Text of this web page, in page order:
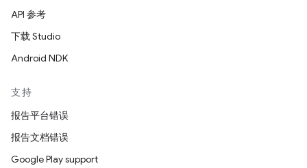
API 参考
下载 Studio
Android NDK
支持
报告平台错误
报告文档错误
Google Play support